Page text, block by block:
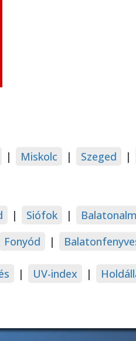
| Miskolc | Szeged |
| Siófok |
Fonyód |
| UV-index |